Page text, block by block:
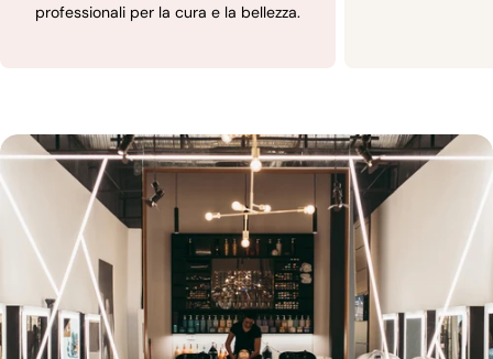
professionali per la cura e la bellezza.